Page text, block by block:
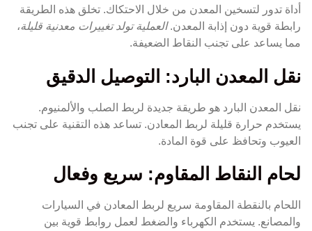
أداة تدور لتسخين المعدن من خلال الاحتكاك. تخلق هذه الطريقة
رابطة قوية دون إذابة المعدن.العملية تولد تغييرات معدنية قليلة،
مما يساعد على تجنب النقاط الضعيفة.
نقل المعدن البارد: التوصيل الدقيق
نقل المعدن البارد هو طريقة جديدة لربط الصلب والألمنيوم.
يستخدم حرارة قليلة لربط المعادن. تساعد هذه التقنية على تجنب
العيوب وتحافظ على قوة المادة.
لحام النقاط المقاوم: سريع وفعال
اللحام بالنقطة المقاومة سريع لربط المعادن في السيارات
والمصانع. يستخدم الكهرباء والضغط لعمل روابط قوية بين